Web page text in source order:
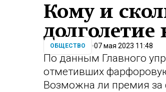
Кому и
долголетие
ОБЩЕСТВО 07 мая 2023 11:48
По данным Главного
отметивших
Возможна ли премия за